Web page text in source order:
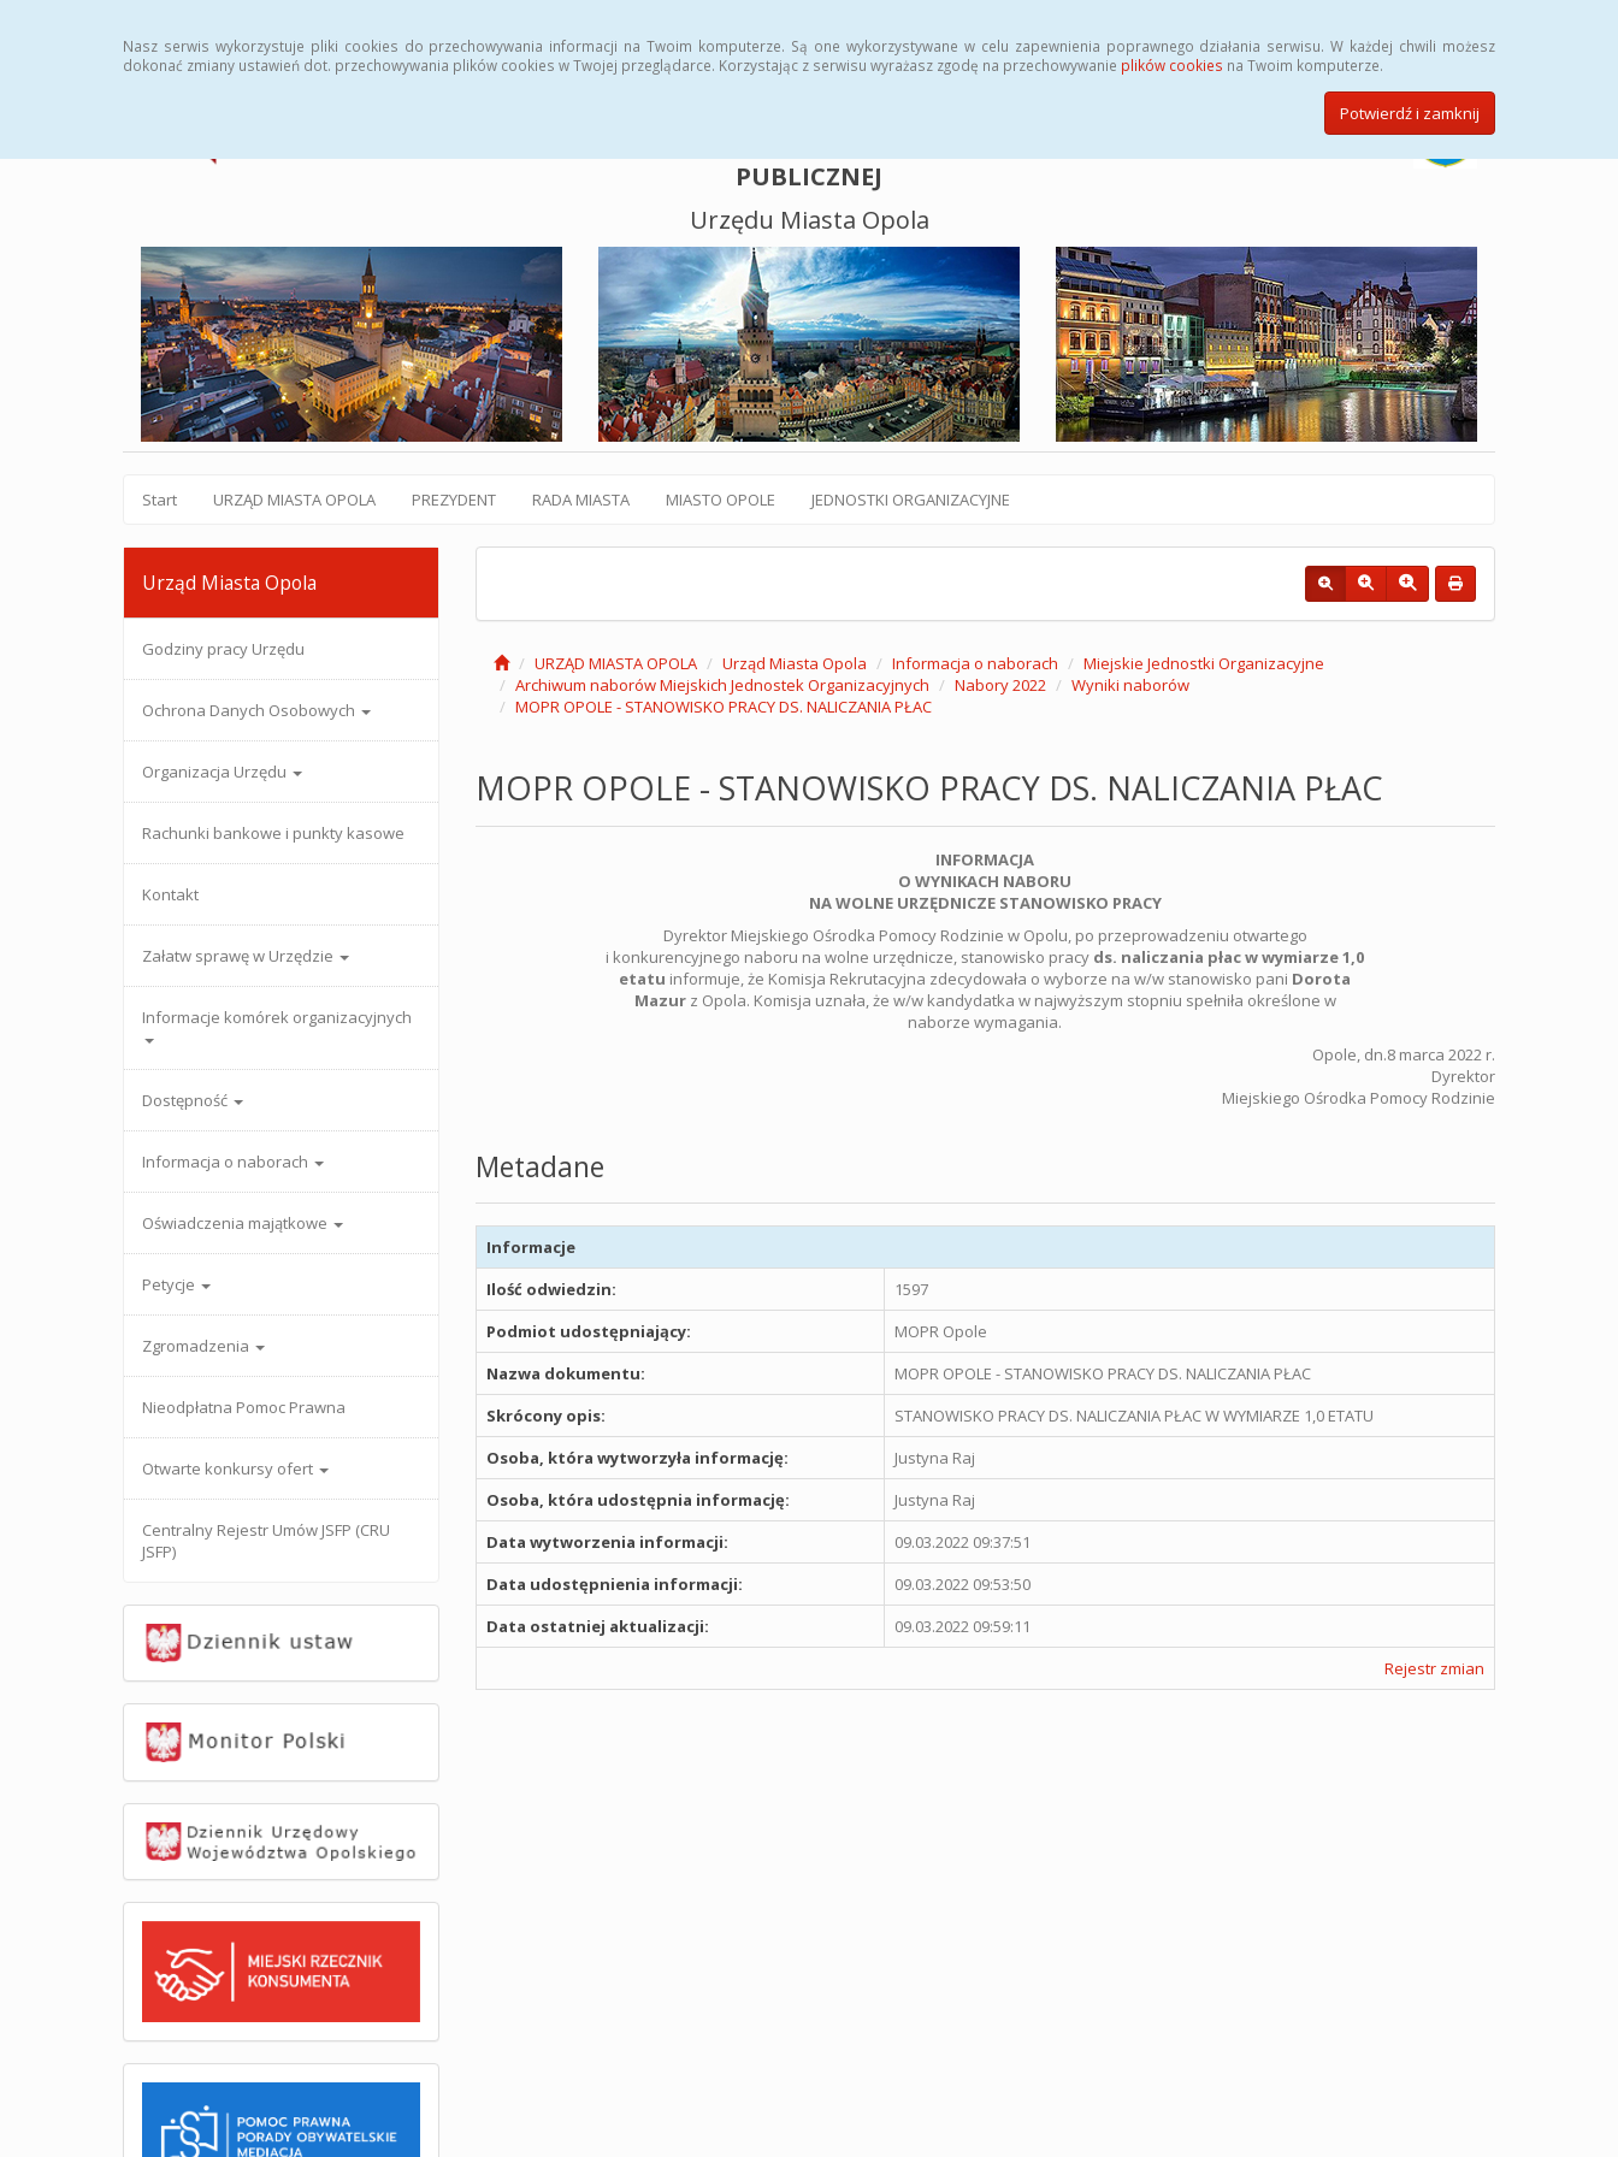
Nasz serwis wykorzystuje pliki cookies do przechowywania informacji na Twoim komputerze. Są one wykorzystywane w celu zapewnienia poprawnego działania serwisu. W każdej chwili możesz
dokonać zmiany ustawień dot. przechowywania plików cookies w Twojej przeglądarce. Korzystając z serwisu wyrażasz zgodę na przechowywanie plików cookies na Twoim komputerze.
Potwierdź i zamknij
PUBLICZNEJ
Urzędu Miasta Opola
Start URZĄD MIASTA OPOLA PREZYDENT RADA MIASTA MIASTO OPOLE JEDNOSTKI ORGANIZACYJNE
Urząd Miasta Opola
Godziny pracy Urzędu
Ochrona Danych Osobowych
Organizacja Urzędu
Rachunki bankowe i punkty kasowe
Kontakt
Załatw sprawę w Urzędzie
Informacje komórek organizacyjnych
Dostępność
Informacja o naborach
Oświadczenia majątkowe
Petycje
Zgromadzenia
Nieodpłatna Pomoc Prawna
Otwarte konkursy ofert
Centralny Rejestr Umów JSFP (CRU
JSFP)
URZĄD MIASTA OPOLA Urząd Miasta Opola Informacja o naborach
Miejskie Jednostki Organizacyjne
Archiwum naborów Miejskich Jednostek Organizacyjnych
Nabory 2022
Wyniki naborów
MOPR OPOLE - STANOWISKO PRACY DS. NALICZANIA PŁAC
MOPR OPOLE - STANOWISKO PRACY DS. NALICZANIA PŁAC
INFORMACJA
O WYNIKACH NABORU
NA WOLNE URZĘDNICZE STANOWISKO PRACY
Dyrektor Miejskiego Ośrodka Pomocy Rodzinie w Opolu, po przeprowadzeniu otwartego
i konkurencyjnego naboru na wolne urzędnicze, stanowisko pracy ds. naliczania płac w wymiarze 1,0
etatu informuje, że Komisja Rekrutacyjna zdecydowała o wyborze na w/w stanowisko pani Dorota
Mazurz Opola. Komisja uznała, że w/w kandydatka w najwyższym stopniu spełniła określone w
naborze wymagania.
Opole, dn.8 marca 2022 r.
Dyrektor
Miejskiego Ośrodka Pomocy Rodzinie
Metadane
Informacje
Ilość odwiedzin:
1597
Podmiot udostępniający:
MOPR Opole
Nazwa dokumentu:
MOPR OPOLE - STANOWISKO PRACY DS. NALICZANIA PŁAC
Skrócony opis:
STANOWISKO PRACY DS. NALICZANIA PŁAC W WYMIARZE 1,0 ETATU
Osoba, która wytworzyła informację:
Justyna Raj
Osoba, która udostępnia informację:
Justyna Raj
Data wytworzenia informacji:
09.03.2022 09:37:51
Data udostępnienia informacji:
09.03.2022 09:53:50
Data ostatniej aktualizacji:
09.03.2022 09:59:11
Rejestr zmian